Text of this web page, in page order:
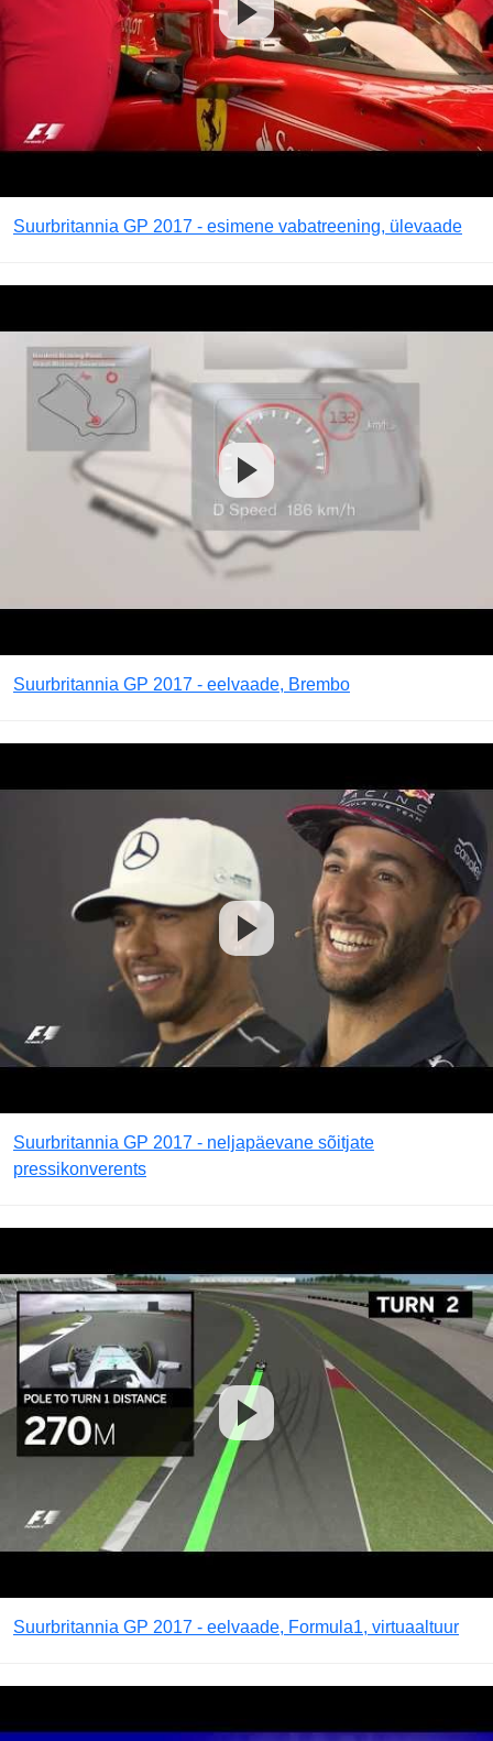
Suurbritannia GP 2017 - esimene vabatreening, ülevaade
Suurbritannia GP 2017 - eelvaade, Brembo
Suurbritannia GP 2017 - neljapäevane sõitjate
pressikonverents
Suurbritannia GP 2017 - eelvaade, Formula1, virtuaaltuur